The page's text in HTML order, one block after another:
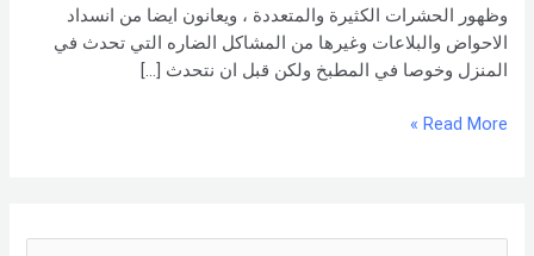
وظهور الحشرات الكثيرة والمتعددة ، ويعانون ايضا من انسداد
الاحواض والبلاعات وغيرها من المشاكل الضاره التي تحدث في
المنزل وخوصا في المطبخ ولكن قبل ان نتحدث […]
Read More »